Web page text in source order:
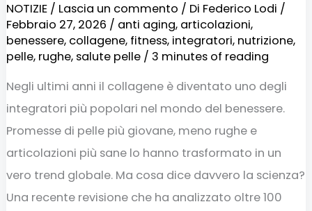
NOTIZIE/ Lascia un commento / Di Federico Lodi /
Febbraio 27, 2026 / anti aging, articolazioni,
benessere, collagene, fitness, integratori, nutrizione,
pelle, rughe, salute pelle/ 3 minutes of reading
Negli ultimi anni il collagene è diventato uno degli
integratori più popolari nel mondo del benessere.
Promesse di pelle più giovane, meno rughe e
articolazioni più sane lo hanno trasformato in un
vero trend globale. Ma cosa dice davvero la scienza?
Una recente revisione che ha analizzato oltre 100